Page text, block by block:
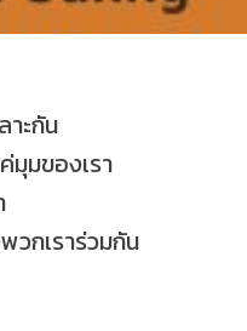
าะกัน
มุมของเรา
วกเราร่วมกัน